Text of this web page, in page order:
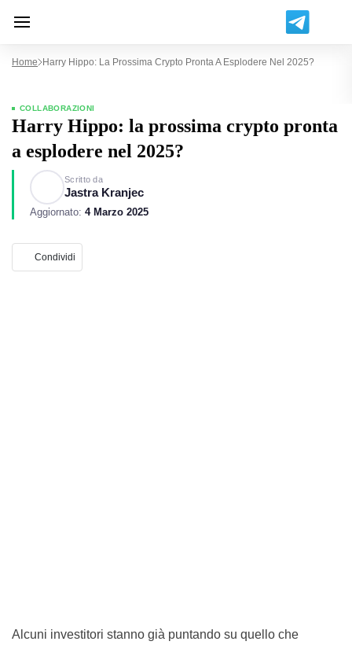
Home Harry Hippo: La Prossima Crypto Pronta A Esplodere Nel 2025?
COLLABORAZIONI
Harry Hippo: la prossima crypto pronta
a esplodere nel 2025?
Scritto da
Jastra Kranjec
Aggiornato: 4 Marzo 2025
Condividi
Alcuni investitori stanno già puntando su quello che